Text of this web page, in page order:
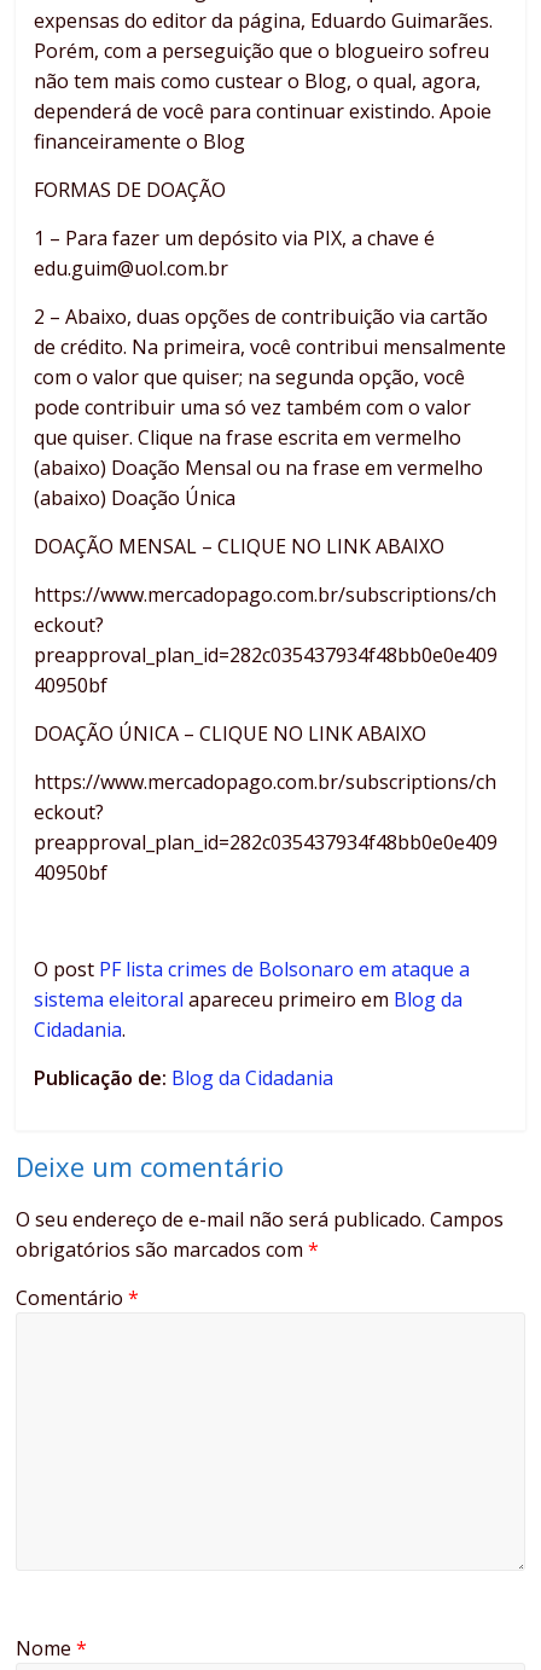
expensas do editor da página, Eduardo Guimarães.
Porém, com a perseguição que o blogueiro sofreu
não tem mais como custear o Blog, o qual, agora,
dependerá de você para continuar existindo. Apoie
financeiramente o Blog
FORMAS DE DOAÇÃO
1 – Para fazer um depósito via PIX, a chave é
edu.guim@uol.com.br
2 – Abaixo, duas opções de contribuição via cartão
de crédito. Na primeira, você contribui mensalmente
com o valor que quiser; na segunda opção, você
pode contribuir uma só vez também com o valor
que quiser. Clique na frase escrita em vermelho
(abaixo) Doação Mensal ou na frase em vermelho
(abaixo) Doação Única
DOAÇÃO MENSAL – CLIQUE NO LINK ABAIXO
https://www.mercadopago.com.br/subscriptions/ch
eckout?
preapproval_plan_id=282c035437934f48bb0e0e409
40950bf
DOAÇÃO ÚNICA – CLIQUE NO LINK ABAIXO
https://www.mercadopago.com.br/subscriptions/ch
eckout?
preapproval_plan_id=282c035437934f48bb0e0e409
40950bf
O post PF lista crimes de Bolsonaro em ataque a
sistema eleitoral apareceu primeiro em Blog da
Cidadania.
Publicação de: Blog da Cidadania
Deixe um comentário
O seu endereço de e-mail não será publicado. Campos
obrigatórios são marcados com*
Comentário*
Nome*